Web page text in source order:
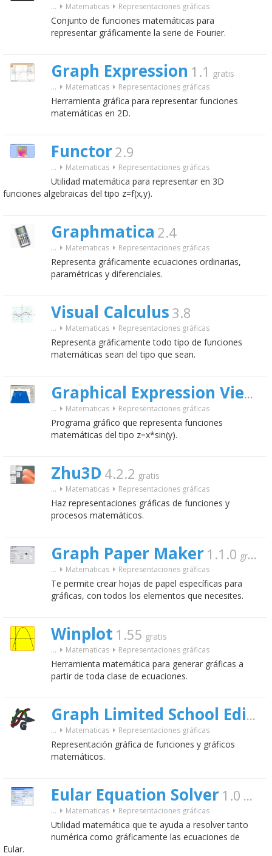
... Matematicas Representaciones gráficas
Conjunto de funciones matemáticas para
representar gráficamente la serie de Fourier.
Graph Expression 1.1 gratis
... Matematicas Representaciones gráficas
Herramienta gráfica para representar funciones
matemáticas en 2D.
Functor2.9
... Matematicas Representaciones gráficas
Utilidad matemática para representar en 3D
funciones algebraicas del tipo z=f(x,y).
Graphmatica 2.4
... Matematicas Representaciones gráficas
Representa gráficamente ecuaciones ordinarias,
paramétricas y diferenciales.
Visual Calculus 3.8
... Matematicas Representaciones gráficas
Representa gráficamente todo tipo de funciones
matemáticas sean del tipo que sean.
Graphical Expression Viewer
... Matematicas Representaciones gráficas
Programa gráfico que representa funciones
matemáticas del tipo z=x*sin(y).
Zhu3D 4.2.2 gratis
... Matematicas Representaciones gráficas
Haz representaciones gráficas de funciones y
procesos matemáticos.
Graph Paper Maker 1.1.0 gratis
... Matematicas Representaciones gráficas
Te permite crear hojas de papel específicas para
gráficas, con todos los elementos que necesites.
Winplot 1.55 gratis
... Matematicas Representaciones gráficas
Herramienta matemática para generar gráficas a
partir de toda clase de ecuaciones.
Graph Limited School Edition
... Matematicas Representaciones gráficas
Representación gráfica de funciones y gráficos
matemáticos.
Eular Equation Solver 1.0 gratis
... Matematicas Representaciones gráficas
Utilidad matemática que te ayuda a resolver tanto
numérica como gráficamente las ecuaciones de
Eular.